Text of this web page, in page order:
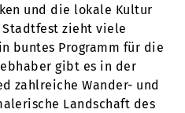
und die lokale Kultur
Stadtfest zieht viele
buntes Programm für die
gibt es in der
zahlreiche Wander- und
Landschaft des